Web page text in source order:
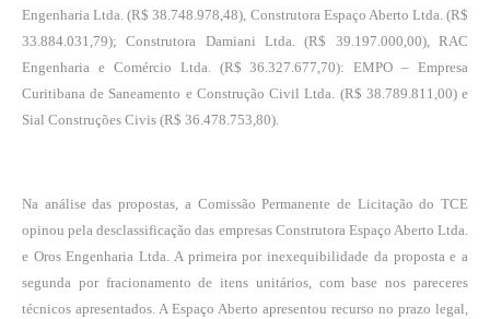
Engenharia Ltda. (R$ 38.748.978,48), Construtora Espaço Aberto Ltda. (R$
33.884.031,79); Construtora Damiani Ltda. (R$ 39.197.000,00), RAC
Engenharia e Comércio Ltda. (R$ 36.327.677,70): EMPO – Empresa
Curitibana de Saneamento e Construção Civil Ltda. (R$ 38.789.811,00) e
Sial Construções Civis (R$ 36.478.753,80).
Na análise das propostas, a Comissão Permanente de Licitação do TCE
opinou pela desclassificação das empresas Construtora Espaço Aberto Ltda.
e Oros Engenharia Ltda. A primeira por inexequibilidade da proposta e a
segunda por fracionamento de itens unitários, com base nos pareceres
técnicos apresentados. A Espaço Aberto apresentou recurso no prazo legal,